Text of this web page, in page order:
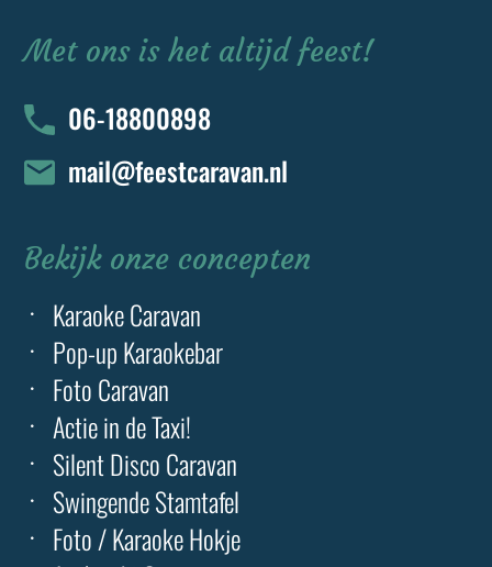
Met ons is het altijd feest!
06-18800898
mail@feestcaravan.nl
Bekijk onze concepten
Karaoke Caravan
Pop-up Karaokebar
Foto Caravan
Actie in de Taxi!
Silent Disco Caravan
Swingende Stamtafel
Foto / Karaoke Hokje